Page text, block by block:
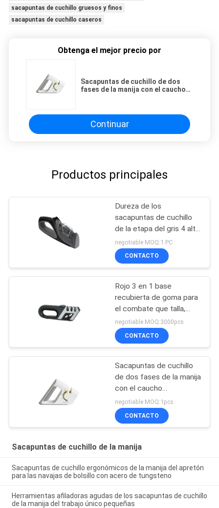
sacapuntas de cuchillo gruesos y finos
sacapuntas de cuchillo caseros
Obtenga el mejor precio por
Sacapuntas de cuchillo de dos
fases de la manija con el caucho
Continuar
Productos principales
Dureza de los
sacapuntas de cuchillo
de la etapa del gris 4 alta
para los cuchillos
asiáticos y europeos
negotiable MOQ:1 PC
CONTACTO
Rojo 3 en 1 base
recubierta de goma para
el combate que talla,
prendedero de los
sacapuntas de cuchillo
de la manija
negotiable MOQ:3000pcs
CONTACTO
Sacapuntas de cuchillo
de dos fases de la manija
con el caucho
antideslizante para la
navaja de bolsillo
negotiable MOQ:1pcs
CONTACTO
Sacapuntas de cuchillo de la manija
Sacapuntas de cuchillo ergonómicos de la manija del apretón
para las navajas de bolsillo con acero de tungsteno
Herramientas afiladoras agudas de los sacapuntas de cuchillo
de la manija del trabajo único pequeñas